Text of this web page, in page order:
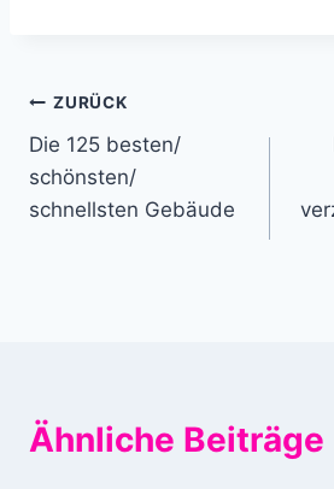
Beitragsnavigation
ZURÜCK
Die 125 besten/
schönsten/
schnellsten Gebäude
Ähnliche Beiträge